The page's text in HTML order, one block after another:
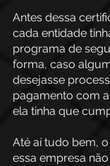
Antes dessa
cada entidade
programa de
forma, caso
desejasse
pagamento com
ela tinha que
Até aí tudo bem,
essa empresa